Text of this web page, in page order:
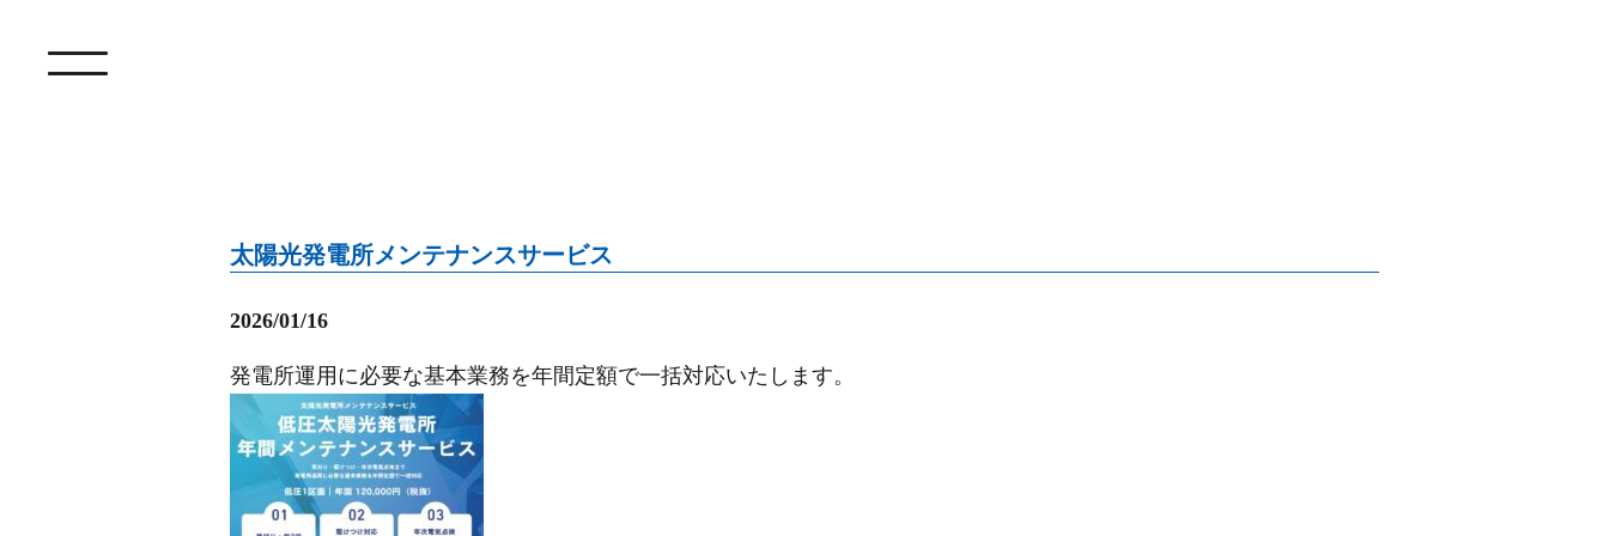
太陽光発電所メンテナンスサービス
2026/01/16
発電所運用に必要な基本業務を年間定額で一括対応いたします。